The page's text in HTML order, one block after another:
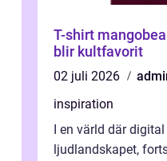
T-shirt mangobeard när
blir kultfavorit
02 juli 2026
inspiration
I en värld där
ljudlandskapet,